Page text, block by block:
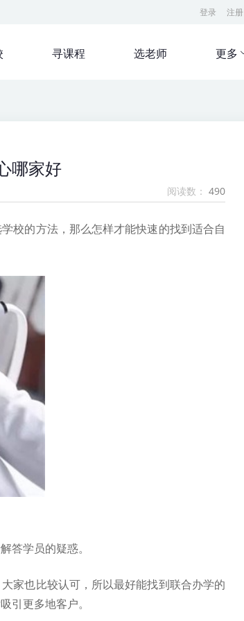
登录 注册
寻课程 选老师 更多
哪家好
阅读数： 490
校的方法，那么怎样才能快速的找到适合自
答学员的疑惑。
家也比较认可，所以最好能找到联合办学的
引更多地客户。